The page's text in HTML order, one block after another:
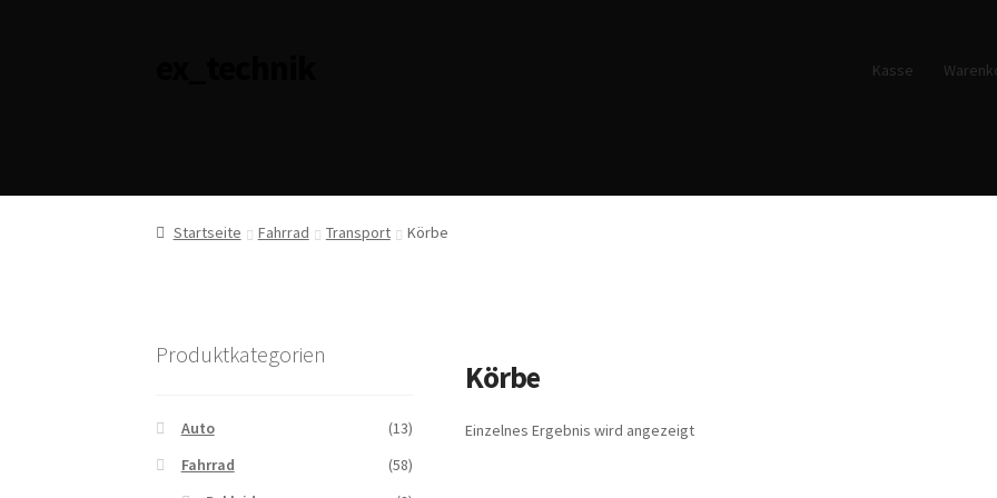
Kasse
Startseite Fahrrad Transport Körbe
Körbe
Einzelnes Ergebnis wird angezeigt
Produktkategorien
Auto
(13)
Fahrrad
(58)